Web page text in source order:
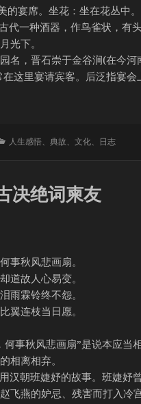
的宴席。坐花：坐在花丛中。
代一种酒器，作鸟雀状，有
光下。
名，晋石崇于金谷涧(在今河
这里宴请宾客。后泛指宴会
分
人生感悟、典故、文化、 日志
决绝词柬友
事秋风悲画扇。
道故人心易变。
雨霖铃终不怨。
翼连枝当日愿。
何事秋风悲画扇”是说本应当
相离相弃。
汉朝班婕妤的故事。班婕妤
飞燕的妒忌、残害而打入冷